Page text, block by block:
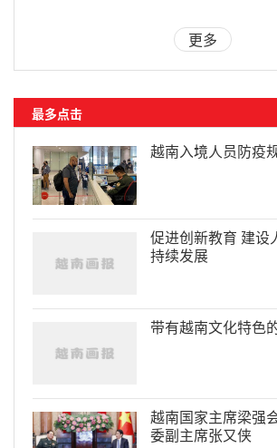
更多
最多点击
越南入境人员防疫
促进创新教育 建设
持续发展
带有越南文化特色
越南国家主席梁强
委副主席张又侠